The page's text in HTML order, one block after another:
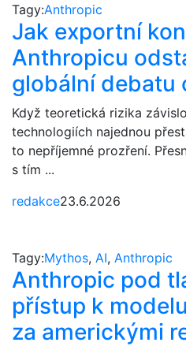
Tagy:Anthropic
Jak exportní
Anthropicu
globální debatu
Když teoretická rizika
technologiích najednou
to nepříjemné prozření.
s tím ...
redakce23.6.2026
Tagy:Mythos, AI, Anthropic
Anthropic pod
přístup k
za americkými